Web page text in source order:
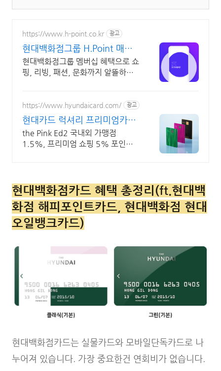
https://www.h-point.co.kr 광고
현대백화점그룹 H.Point 매일
최대 5천 포인트 적립
현대백화점그룹 멤버십 혜택으로 쇼
핑, 리빙, 패션, 문화까지 알뜰하게
https://www.hyundaicard.com/ 광고
현대카드 럭셔리 프리미엄카드
온라인 신청
the Pink Ed2 국내외 가맹점
1.5%, 프리미엄 쇼핑 5% 포인트
현대백화점카드 혜택 총정리(ft.현대백
화점 해피포인트카드, 현대백화점 현대
오일뱅크카드)
현대백화점카드는 실물카드와 모바일단독카드로 나
누어져 있습니다. 가장 중요한건 연회비가 없습니다.